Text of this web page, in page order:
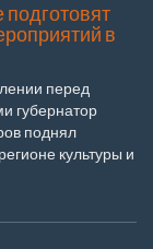
в
перед
губернатор
поднял
культуры и